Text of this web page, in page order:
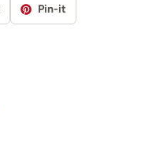
Pin-it